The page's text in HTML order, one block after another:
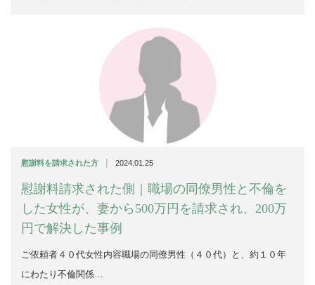
慰謝料を請求された方 | 2024.01.25
慰謝料請求された側｜職場の同僚男性と不倫を
した女性が、妻から500万円を請求され、200万
円で解決した事例
ご依頼者４０代女性内容職場の同僚男性（４０代）と、約１０年
にわたり不倫関係…